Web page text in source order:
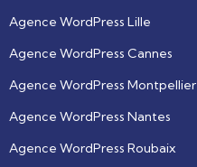
Agence WordPress Lille
Agence WordPress Cannes
Agence WordPress Montpellier
Agence WordPress Nantes
Agence WordPress Roubaix